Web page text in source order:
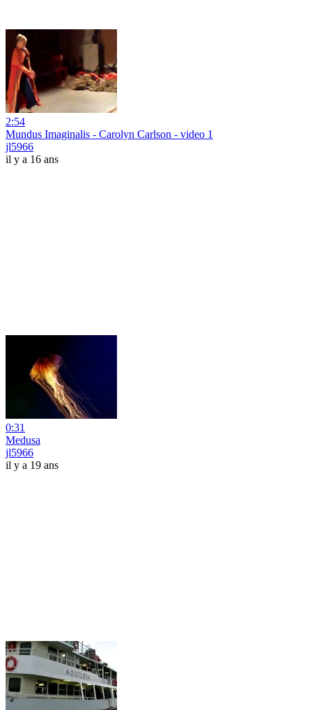
2:54
Mundus Imaginalis - Carolyn Carlson - video 1
jl5966
il y a 16 ans
0:31
Medusa
jl5966
il y a 19 ans